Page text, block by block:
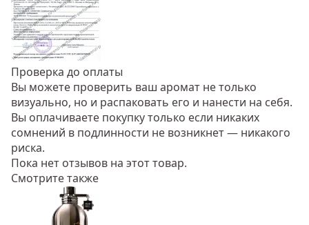
Проверка до оплаты
Вы можете проверить ваш аромат не только
визуально, но и распаковать его и нанести на себя.
Вы оплачиваете покупку только если никаких
сомнений в подлинности не возникнет — никакого
риска.
Пока нет отзывов на этот товар.
Смотрите также